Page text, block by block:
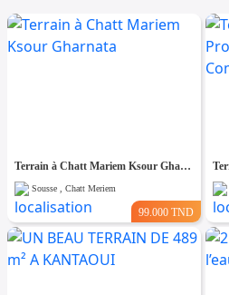
Terrain à Chatt Mariem Ksour Gharnata
Sousse , Chatt Meriem
99.000 TND